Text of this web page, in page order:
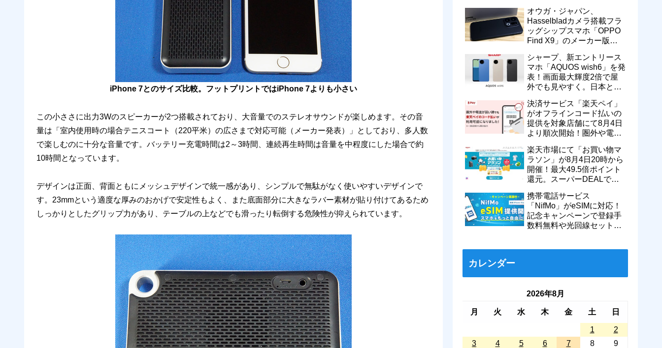
iPhone 7とのサイズ比較。フットプリントではiPhone 7よりも小さい
この小ささに出力3Wのスピーカーが2つ搭載されており、大音量でのステレオサウンドが楽しめます。その音
量は「室内使用時の場合テニスコート（220平米）の広さまで対応可能（メーカー発表）」としており、多人数
で楽しむのに十分な音量です。バッテリー充電時間は2～3時間、連続再生時間は音量を中程度にした場合で約
10時間となっています。
デザインは正面、背面ともにメッシュデザインで統一感があり、シンプルで無駄がなく使いやすいデザインで
す。23mmという適度な厚みのおかげで安定性もよく、また底面部分に大きなラバー素材が貼り付けてあるため
しっかりとしたグリップ力があり、テーブルの上などでも滑ったり転倒する危険性が抑えられています。
新が提供開始
オウガ・ジャパン、
Hasselbladカメラ搭載フラ
ッグシップスマホ「OPPO
Find X9」のメーカー版
げ！15万9800円に
シャープ、新エントリース
マホ「AQUOS wish6」を発
表！画面最大輝度2倍で屋
外でも見やすく。日本と台
売
決済サービス「楽天ペイ」
がオフラインコード払いの
提供を対象店舗にて8月4日
より順次開始！圏外や電波
に
楽天市場にて「お買い物マ
ラソン」が8月4日20時から
開催！最大49.5倍ポイント
還元。スーパーDEALで
など
携帯電話サービス
「NifMo」がeSIMに対応！
記念キャンペーンで登録手
数料無料や光回線セットで
カレンダー
2026年8月
月 火 水 木 金 土 日
1
2
3
4 5 6 7 8 9